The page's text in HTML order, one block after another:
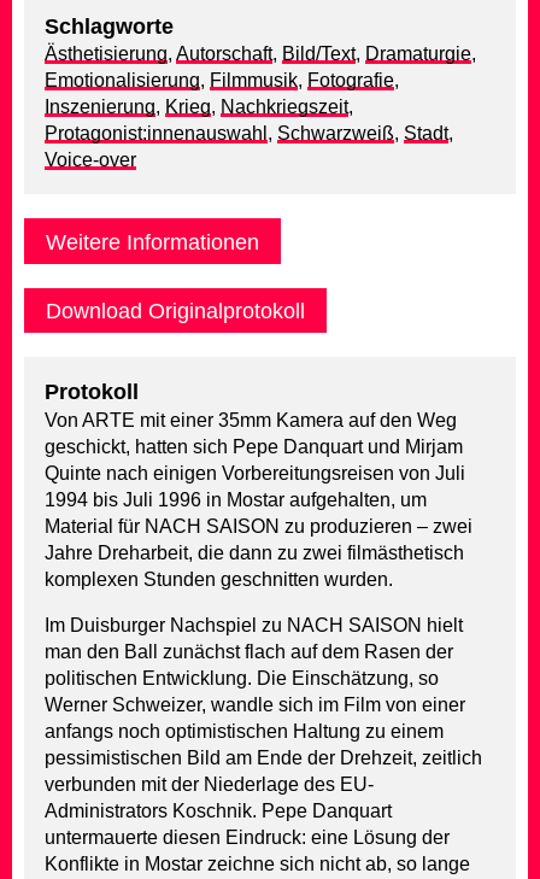
Schlagworte
Ästhetisierung, Autorschaft, Bild/Text, Dramaturgie,
Emotionalisierung, Filmmusik, Fotografie,
Inszenierung, Krieg, Nachkriegszeit,
Protagonist:innenauswahl , Schwarzweiß, Stadt,
Voice-over
Weitere Informationen
Download Originalprotokoll
Protokoll
Von ARTE mit einer 35mm Kamera auf den Weg
geschickt, hatten sich Pepe Danquart und Mirjam
Quinte nach einigen Vorbereitungsreisen von Juli
1994 bis Juli 1996 in Mostar aufgehalten, um
Material für NACH SAISON zu produzieren – zwei
Jahre Dreharbeit, die dann zu zwei filmästhetisch
komplexen Stunden geschnitten wurden.
Im Duisburger Nachspiel zu NACH SAISON hielt
man den Ball zunächst flach auf dem Rasen der
politischen Entwicklung. Die Einschätzung, so
Werner Schweizer, wandle sich im Film von einer
anfangs noch optimistischen Haltung zu einem
pessimistischen Bild am Ende der Drehzeit, zeitlich
verbunden mit der Niederlage des EU-
Administrators Koschnik. Pepe Danquart
untermauerte diesen Eindruck: eine Lösung der
Konflikte in Mostar zeichne sich nicht ab, so lange